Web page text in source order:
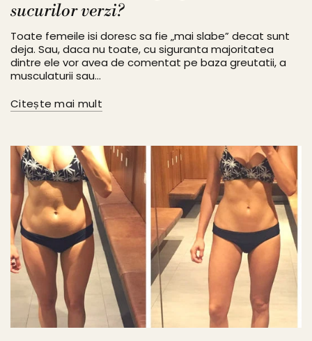
sucurilor verzi?
Toate femeile isi doresc sa fie „mai slabe” decat sunt
deja. Sau, daca nu toate, cu siguranta majoritatea
dintre ele vor avea de comentat pe baza greutatii, a
musculaturii sau...
Citește mai mult